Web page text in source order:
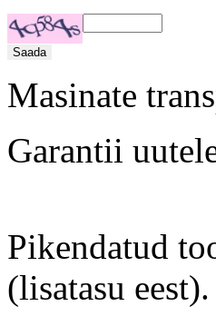
Masinate
Garantii
Pikendatud
(lisatasu eest).